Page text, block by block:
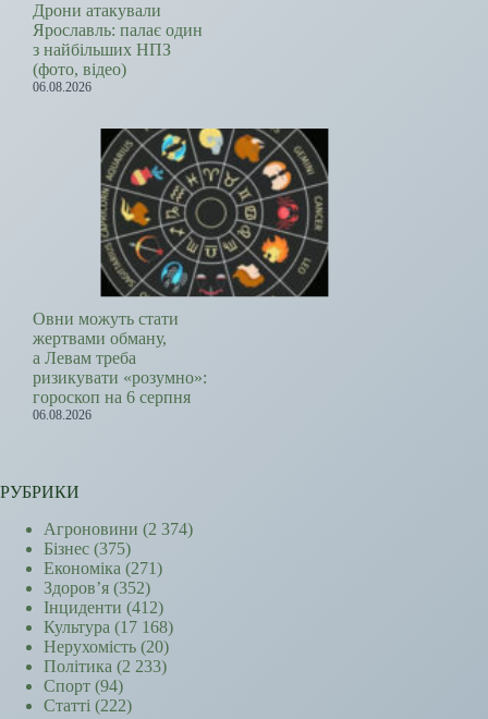
Дрони атакували
Ярославль: палає один
з найбільших НПЗ
(фото, відео)
06.08.2026
Овни можуть стати
жертвами обману,
а Левам треба
ризикувати «розумно»:
гороскоп на 6 серпня
06.08.2026
РУБРИКИ
Агроновини (2 374)
Бізнес (375)
Економіка (271)
Здоров’я (352)
Інциденти (412)
Культура (17 168)
Нерухомість (20)
Політика (2 233)
Спорт (94)
Статті (222)